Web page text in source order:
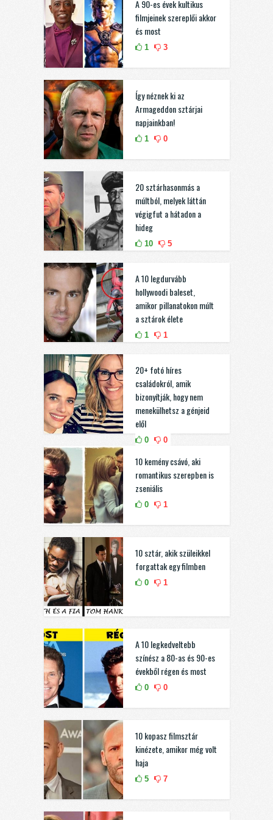
A 90-es évek kultikus
filmjeinek szereplői akkor
és most
1 3
Így néznek ki az
Armageddon sztárjai
napjainkban!
1 0
20 sztárhasonmás a
múltból, melyek láttán
végigfut a hátadon a
hideg
10 5
A 10 legdurvább
hollywoodi baleset,
amikor pillanatokon múlt
a sztárok élete
1 1
20+ fotó híres
családokról, amik
bizonyítják, hogy nem
menekülhetsz a génjeid
elől
0 0
10 kemény csávó, aki
romantikus szerepben is
zseniális
0 1
10 sztár, akik szüleikkel
forgattak egy filmben
0 1
A 10 legkedveltebb
színész a 80-as és 90-es
évekből régen és most
0 0
10 kopasz filmsztár
kinézete, amikor még volt
haja
5 7